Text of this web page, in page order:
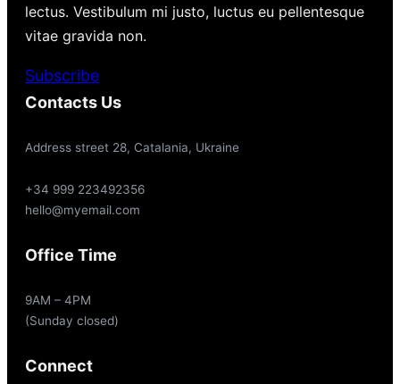
lectus. Vestibulum mi justo, luctus eu pellentesque
vitae gravida non.
Subscribe
Contacts Us
Address street 28, Catalania, Ukraine
+34 999 223492356
hello@myemail.com
Office Time
9AM – 4PM
(Sunday closed)
Connect